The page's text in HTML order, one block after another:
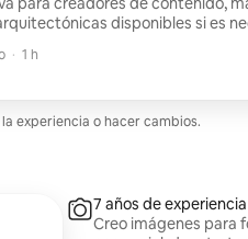
disponibles si es
· 1 h
experiencia o hacer cambios.
7 años de experiencia
Creo imágenes para